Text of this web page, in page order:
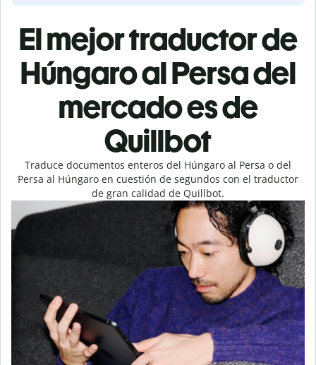
El mejor traductor de
Húngaro al Persa del
mercado es de
Quillbot
Traduce documentos enteros del Húngaro al Persa o del
Persa al Húngaro en cuestión de segundos con el traductor
de gran calidad de Quillbot.